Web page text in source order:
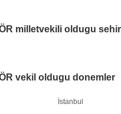
milletvekili oldugu
vekil oldugu donemler
İstanbul